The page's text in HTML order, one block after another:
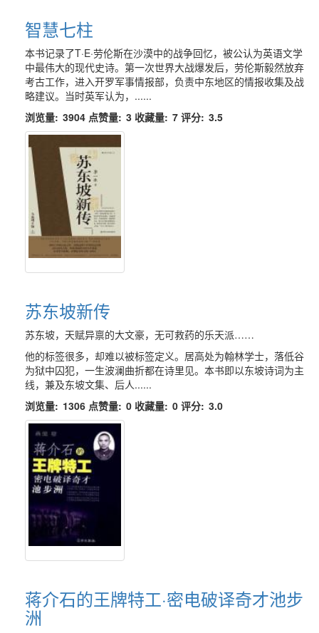
智慧七柱
本书记录了T·E·劳伦斯在沙漠中的战争回忆，被公认为英语文学
中最伟大的现代史诗。第一次世界大战爆发后，劳伦斯毅然放弃
考古工作，进入开罗军事情报部，负责中东地区的情报收集及战
略建议。当时英军认为，......
浏览量: 3904 点赞量: 3 收藏量: 7 评分: 3.5
苏东坡新传
苏东坡，天赋异禀的大文豪，无可救药的乐天派……
他的标签很多，却难以被标签定义。居高处为翰林学士，落低谷
为狱中囚犯，一生波澜曲折都在诗里见。本书即以东坡诗词为主
线，兼及东坡文集、后人......
浏览量: 1306 点赞量: 0 收藏量: 0 评分: 3.0
蒋介石的王牌特工·密电破译奇才池步
洲